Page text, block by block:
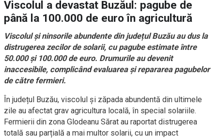
Viscolul a devastat Buzăul: pagube de
până la 100.000 de euro în agricultură
Viscolul și ninsorile abundente din județul Buzău au dus la
distrugerea zecilor de solarii, cu pagube estimate între
50.000 și 100.000 de euro. Drumurile au devenit
inaccesibile, complicând evaluarea și repararea pagubelor
de către fermieri.
În județul Buzău, viscolul și zăpada abundentă din ultimele
zile au afectat grav agricultura locală, în special solariile.
Fermierii din zona Glodeanu Sărat au raportat distrugerea
totală sau parțială a mai multor solarii, cu un impact